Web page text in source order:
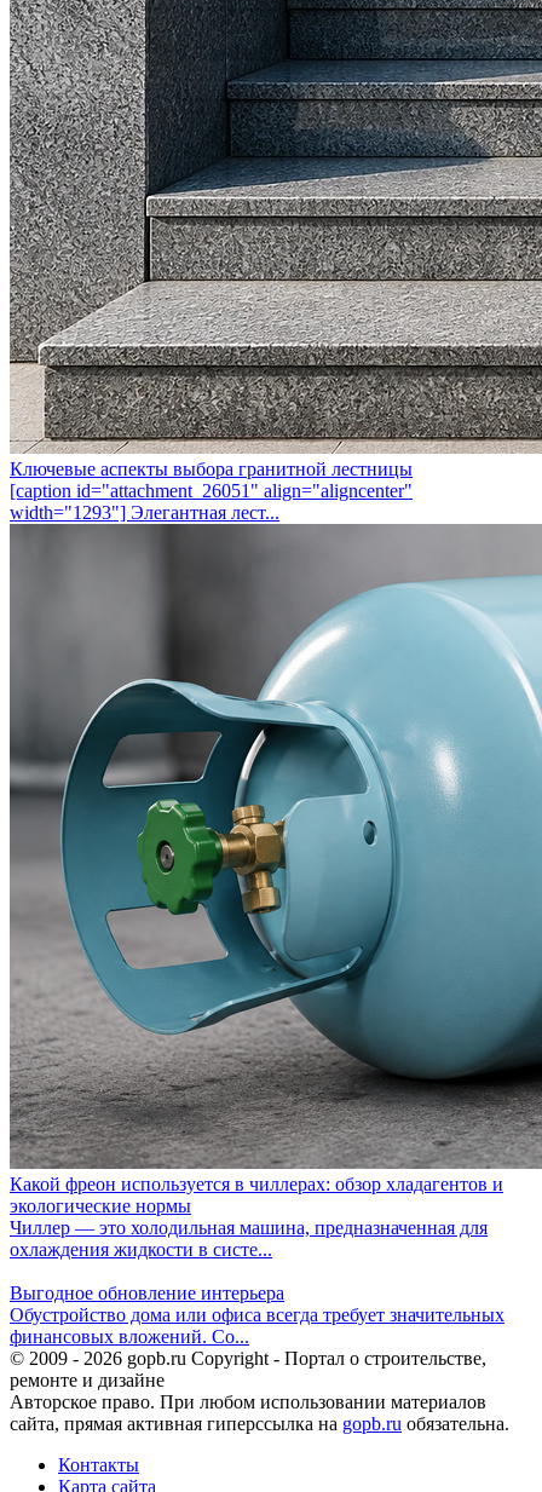
Ключевые аспекты выбора гранитной лестницы
[caption id="attachment_26051" align="aligncenter"
width="1293"] Элегантная лест...
Какой фреон используется в чиллерах: обзор хладагентов и
экологические нормы
Чиллер — это холодильная машина, предназначенная для
охлаждения жидкости в систе...
Выгодное обновление интерьера
Обустройство дома или офиса всегда требует значительных
финансовых вложений. Со...
© 2009 - 2026 gopb.ru Copyright - Портал о строительстве,
ремонте и дизайне
Авторское право. При любом использовании материалов
сайта, прямая активная гиперссылка на gopb.ru обязательна.
Контакты
Карта сайта